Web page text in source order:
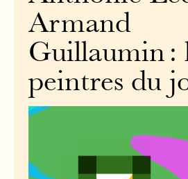
Armand
Guillaumin :
peintres du